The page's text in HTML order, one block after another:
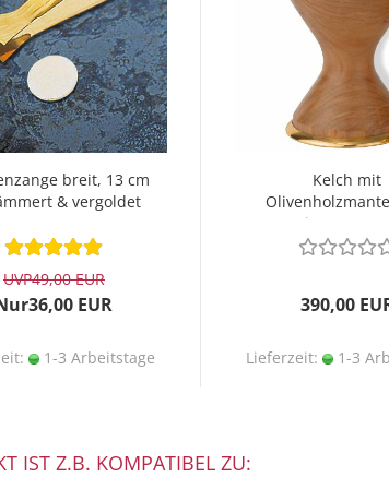
breit, 13 cm
& vergoldet
UVP49,00 EUR
EUR
1-3 Arbeitstage
Kelch mit
cm, innen
390,00
Lieferzeit: 1-3
IST Z.B. KOMPATIBEL ZU: